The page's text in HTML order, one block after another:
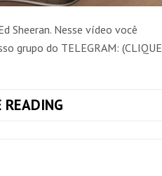
Sheeran. Nesse vídeo você
grupo do TELEGRAM: (CLIQUE
READING